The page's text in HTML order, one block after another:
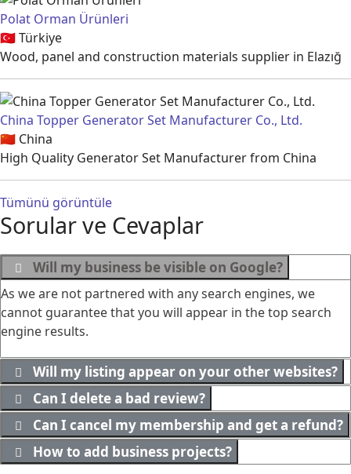
Polat Orman Ürünleri
🇹🇷Türkiye
Wood, panel and construction materials supplier in Elazığ
China Topper Generator Set Manufacturer Co., Ltd.
🇨🇳 China
High Quality Generator Set Manufacturer from China
Tümünü görüntüle
Sorular ve Cevaplar
Will my business be visible on Google?
As we are not partnered with any search engines, we
cannot guarantee that you will appear in the top search
engine results.
Will my listing appear on your other websites?
Can I delete a bad review?
Can I cancel my membership and get a refund?
How to add business projects?